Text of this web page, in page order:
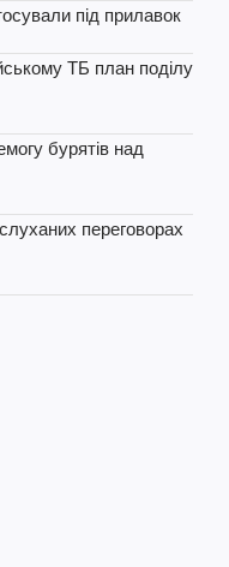
під прилавок
ТБ план поділу
бурятів над
переговорах